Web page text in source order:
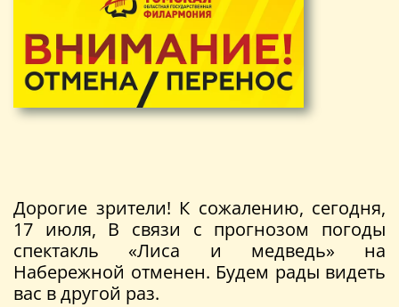
Дорогие зрители! К сожалению, сегодня,
17 июля, В связи с прогнозом погоды
спектакль «Лиса и медведь» на
Набережной отменен. Будем рады видеть
вас в другой раз.